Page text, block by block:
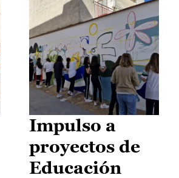
Impulso a
proyectos de
Educación